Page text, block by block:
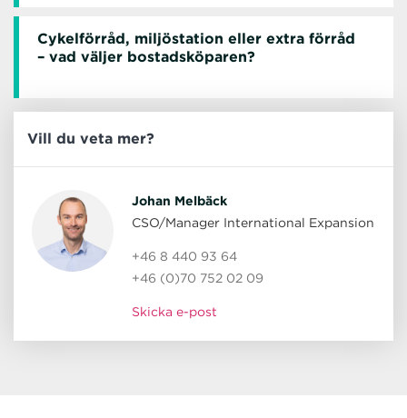
Cykelförråd, miljöstation eller extra förråd
– vad väljer bostadsköparen?
Vill du veta mer?
Johan Melbäck
CSO/Manager International Expansion
+46 8 440 93 64
+46 (0)70 752 02 09
Skicka e-post